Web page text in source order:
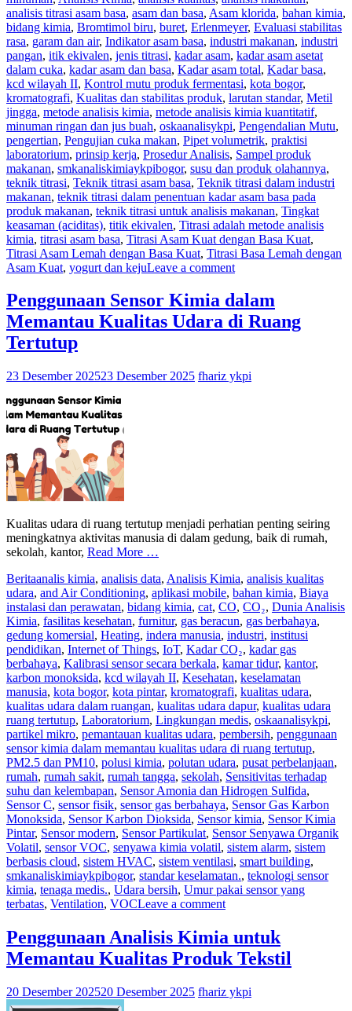
analisis titrasi asam basa, asam dan basa, Asam klorida, bahan kimia,
bidang kimia, Bromtimol biru, buret, Erlenmeyer, Evaluasi stabilitas
rasa, garam dan air, Indikator asam basa, industri makanan, industri
pangan, itik ekivalen, jenis titrasi, kadar asam, kadar asam asetat
dalam cuka, kadar asam dan basa, Kadar asam total, Kadar basa,
kcd wilayah II, Kontrol mutu produk fermentasi, kota bogor,
kromatografi, Kualitas dan stabilitas produk, larutan standar, Metil
jingga, metode analisis kimia, metode analisis kimia kuantitatif,
minuman ringan dan jus buah, oskaanalisykpi, Pengendalian Mutu,
pengertian, Pengujian cuka makan, Pipet volumetrik, praktisi
laboratorium, prinsip kerja, Prosedur Analisis, Sampel produk
makanan, smkanaliskimiaykpibogor, susu dan produk olahannya,
teknik titrasi, Teknik titrasi asam basa, Teknik titrasi dalam industri
makanan, teknik titrasi dalam penentuan kadar asam basa pada
produk makanan, teknik titrasi untuk analisis makanan, Tingkat
keasaman (aciditas), titik ekivalen, Titrasi adalah metode analisis
kimia, titrasi asam basa, Titrasi Asam Kuat dengan Basa Kuat,
Titrasi Asam Lemah dengan Basa Kuat, Titrasi Basa Lemah dengan
Asam Kuat, yogurt dan kejuLeave a comment
Penggunaan Sensor Kimia dalam
Memantau Kualitas Udara di Ruang
Tertutup
23 Desember 202523 Desember 2025 fhariz ykpi
Kualitas udara di ruang tertutup menjadi perhatian penting seiring
meningkatnya aktivitas manusia di dalam gedung, baik di rumah,
sekolah, kantor, Read More …
Beritaanalis kimia, analisis data, Analisis Kimia, analisis kualitas
udara, and Air Conditioning, aplikasi mobile, bahan kimia, Biaya
instalasi dan perawatan, bidang kimia, cat, CO, CO₂, Dunia Analisis
Kimia, fasilitas kesehatan, furnitur, gas beracun, gas berbahaya,
gedung komersial, Heating, indera manusia, industri, institusi
pendidikan, Internet of Things, IoT, Kadar CO₂, kadar gas
berbahaya, Kalibrasi sensor secara berkala, kamar tidur, kantor,
karbon monoksida, kcd wilayah II, Kesehatan, keselamatan
manusia, kota bogor, kota pintar, kromatografi, kualitas udara,
kualitas udara dalam ruangan, kualitas udara dapur, kualitas udara
ruang tertutup, Laboratorium, Lingkungan medis, oskaanalisykpi,
partikel mikro, pemantauan kualitas udara, pembersih, penggunaan
sensor kimia dalam memantau kualitas udara di ruang tertutup,
PM2.5 dan PM10, polusi kimia, polutan udara, pusat perbelanjaan,
rumah, rumah sakit, rumah tangga, sekolah, Sensitivitas terhadap
suhu dan kelembapan, Sensor Amonia dan Hidrogen Sulfida,
Sensor C, sensor fisik, sensor gas berbahaya, Sensor Gas Karbon
Monoksida, Sensor Karbon Dioksida, Sensor kimia, Sensor Kimia
Pintar, Sensor modern, Sensor Partikulat, Sensor Senyawa Organik
Volatil, sensor VOC, senyawa kimia volatil, sistem alarm, sistem
berbasis cloud, sistem HVAC, sistem ventilasi, smart building,
smkanaliskimiaykpibogor, standar keselamatan., teknologi sensor
kimia, tenaga medis., Udara bersih, Umur pakai sensor yang
terbatas, Ventilation, VOCLeave a comment
Penggunaan Analisis Kimia untuk
Memantau Kualitas Produk Tekstil
20 Desember 202520 Desember 2025 fhariz ykpi